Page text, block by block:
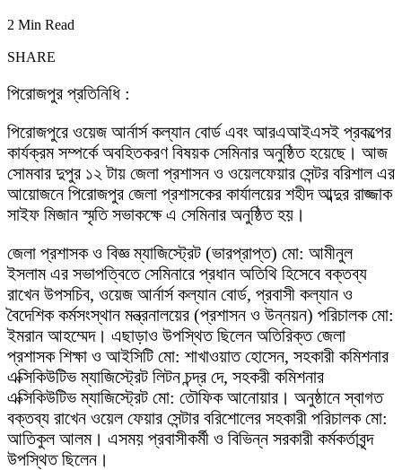
2 Min Read
SHARE
পিরোজপুর প্রতিনিধি :
পিরোজপুরে ওয়েজ আর্নার্স কল্যান বোর্ড এবং আরএআইএসই প্রকল্পের
কার্যক্রম সম্পর্কে অবহিতকরণ বিষয়ক সেমিনার অনুষ্ঠিত হয়েছে। আজ
সোমবার দুপুর ১২ টায় জেলা প্রশাসন ও ওয়েলফেয়ার সেন্টর বরিশাল এর
আয়োজনে পিরোজপুর জেলা প্রশাসকের কার্যালয়ের শহীদ আব্দুর রাজ্জাক
সাইফ মিজান স্মৃতি সভাকক্ষে এ সেমিনার অনুষ্ঠিত হয়।
জেলা প্রশাসক ও বিজ্ঞ ম্যাজিস্ট্রেট (ভারপ্রাপ্ত) মো: আমীনুল
ইসলাম এর সভাপত্বিতে সেমিনারে প্রধান অতিথি হিসেবে বক্তব্য
রাখেন উপসচিব, ওয়েজ আর্নার্স কল্যান বোর্ড, প্রবাসী কল্যান ও
বৈদেশিক কর্মসংস্থান মন্ত্রনালয়ের (প্রশাসন ও উন্নয়ন) পরিচালক মো:
ইমরান আহম্মেদ। এছাড়াও উপস্থিত ছিলেন অতিরিক্ত জেলা
প্রশাসক শিক্ষা ও আইসিটি মো: শাখাওয়াত হোসেন, সহকারী কমিশনার
এক্সিকিউটিভ ম্যাজিস্ট্রেট লিটন চন্দ্র দে, সহকরী কমিশনার
এক্সিকিউটিভ ম্যাজিস্ট্রেট মো: তৌফিক আনোয়ার। অনুষ্ঠানে স্বাগত
বক্তব্য রাখেন ওয়েল ফেয়ার সেন্টার বরিশোলের সহকারী পরিচালক মো:
আতিকুল আলম। এসময় প্রবাসীকর্মী ও বিভিন্ন সরকারী কর্মকর্তাবৃন্দ
উপস্থিত ছিলেন।